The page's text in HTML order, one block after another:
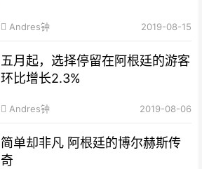
Andres钟 2019-08-15
五月起，选择停留在阿根廷的游客
环比增长2.3%
Andres钟 2019-08-06
简单却非凡 阿根廷的博尔赫斯传
奇